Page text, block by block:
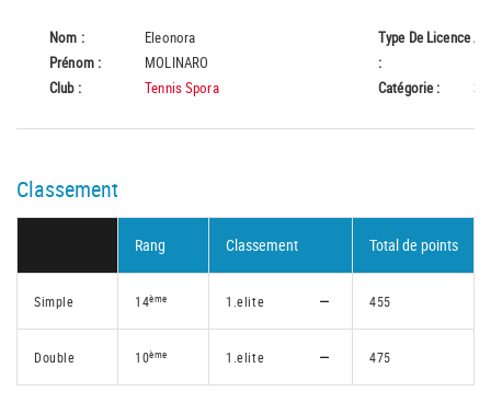
Nom :
Eleonora
Prénom :
MOLINARO
Club :
Tennis Spora
Type De Licence
:
A
Catégorie :
Classement
Rang Classement Total de points
Simple 14ème 1.elite 455
Double 10ème 1.elite 475